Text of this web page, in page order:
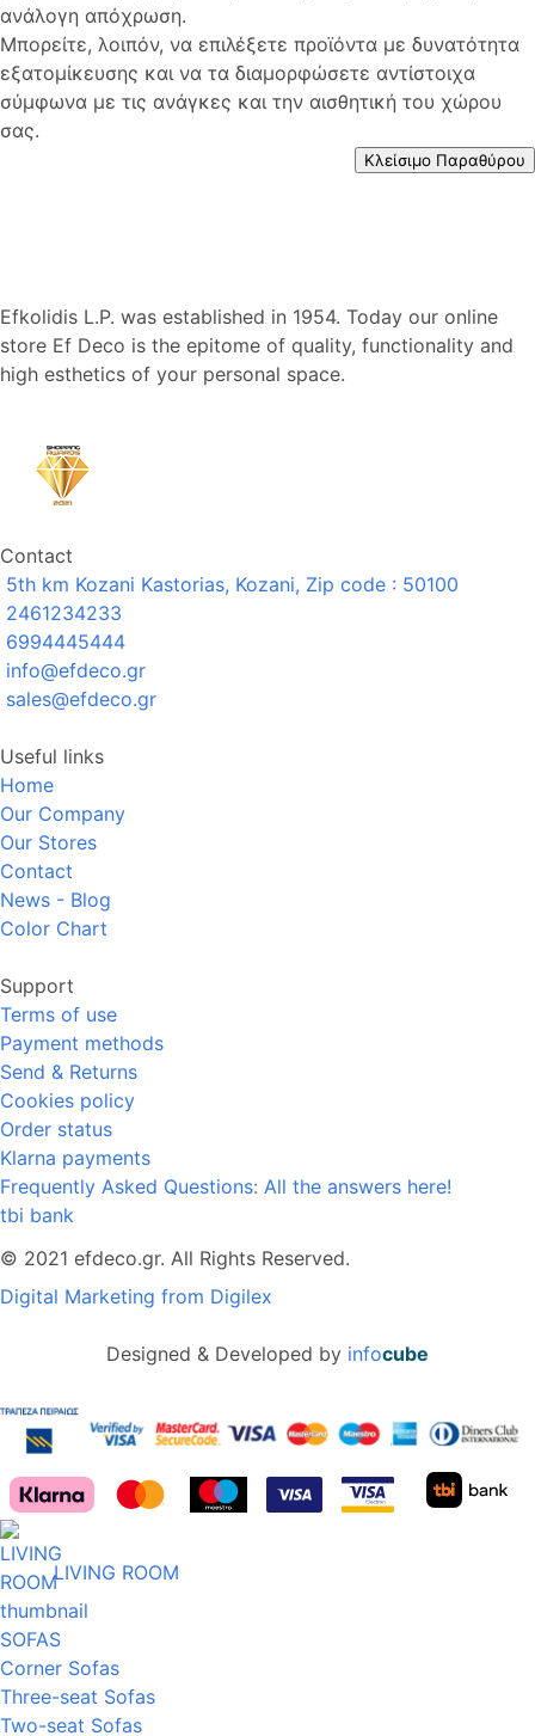
ανάλογη απόχρωση.
Μπορείτε, λοιπόν, να επιλέξετε προϊόντα με δυνατότητα
εξατομίκευσης και να τα διαμορφώσετε αντίστοιχα
σύμφωνα με τις ανάγκες και την αισθητική του χώρου
σας.
Κλείσιμο Παραθύρου
Efkolidis L.P. was established in 1954. Today our online
store Ef Deco is the epitome of quality, functionality and
high esthetics of your personal space.
Contact
5th km Kozani Kastorias, Kozani, Zip code : 50100
2461234233
6994445444
info@efdeco.gr
sales@efdeco.gr
Useful links
Home
Our Company
Our Stores
Contact
News - Blog
Color Chart
Support
Terms of use
Payment methods
Send & Returns
Cookies policy
Order status
Klarna payments
Frequently Asked Questions: All the answers here!
tbi bank
© 2021 efdeco.gr. All Rights Reserved.
Digital Marketing from Digilex
Designed & Developed by infocube
LIVING ROOM
SOFAS
Corner Sofas
Three-seat Sofas
Two-seat Sofas